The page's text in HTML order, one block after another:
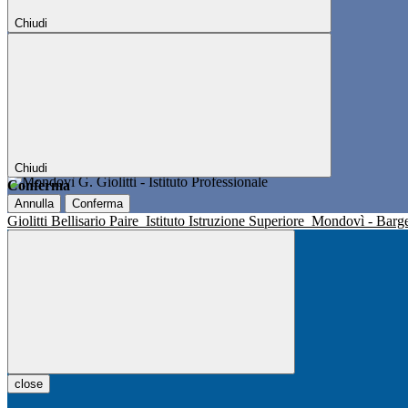
Chiudi
Chiudi
Conferma
Annulla Conferma
Giolitti Bellisario Paire Istituto Istruzione Superiore Mondovì -
close